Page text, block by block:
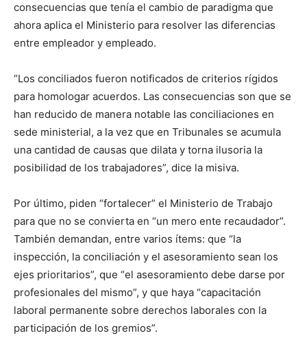
consecuencias que tenía el cambio de paradigma que
ahora aplica el Ministerio para resolver las diferencias
entre empleador y empleado.
“Los conciliados fueron notificados de criterios rígidos
para homologar acuerdos. Las consecuencias son que se
han reducido de manera notable las conciliaciones en
sede ministerial, a la vez que en Tribunales se acumula
una cantidad de causas que dilata y torna ilusoria la
posibilidad de los trabajadores”, dice la misiva.
Por último, piden “fortalecer” el Ministerio de Trabajo
para que no se convierta en “un mero ente recaudador”.
También demandan, entre varios ítems: que “la
inspección, la conciliación y el asesoramiento sean los
ejes prioritarios”, que “el asesoramiento debe darse por
profesionales del mismo”, y que haya “capacitación
laboral permanente sobre derechos laborales con la
participación de los gremios”.